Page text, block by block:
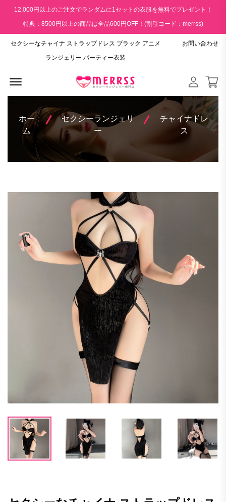
12,000円以上のご注文でランダムに1セットの衣服を無料でプレゼント！
特典：8500円以上の商品は全品600円OFF！(割引コード：merrss)
セクシーなチャイナ ストラップドレス ブラック アニメ
ランジェリー パーティー衣装
お問い合わせ
ホー
ム
セクシーランジェリ
ー
チャイナドレ
ス